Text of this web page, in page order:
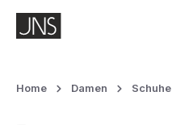
Zum Hauptinhalt springen
Home Damen Schuhe